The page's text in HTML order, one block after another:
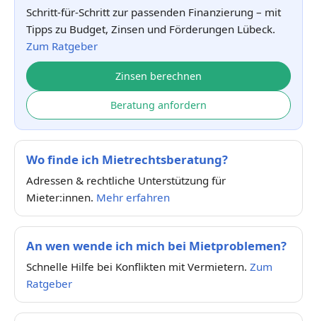
Schritt-für-Schritt zur passenden Finanzierung – mit
Tipps zu Budget, Zinsen und Förderungen Lübeck.
Zum Ratgeber
Zinsen berechnen
Beratung anfordern
Wo finde ich Mietrechtsberatung?
Adressen & rechtliche Unterstützung für
Mieter:innen. Mehr erfahren
An wen wende ich mich bei Mietproblemen?
Schnelle Hilfe bei Konflikten mit Vermietern. Zum
Ratgeber